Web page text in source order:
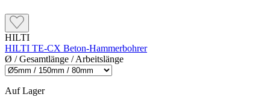
HILTI
HILTI TE-CX Beton-Hammerbohrer
Ø / Gesamtlänge / Arbeitslänge
Auf Lager